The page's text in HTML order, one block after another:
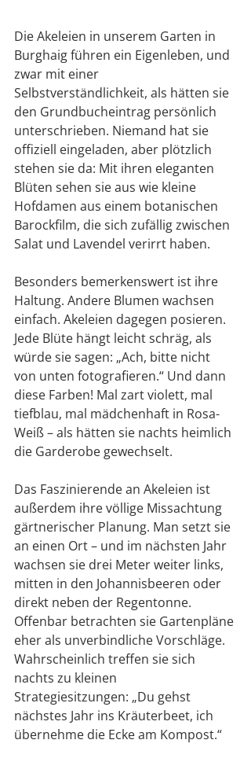
Die Akeleien in unserem Garten in
Burghaig führen ein Eigenleben, und
zwar mit einer
Selbstverständlichkeit, als hätten sie
den Grundbucheintrag persönlich
unterschrieben. Niemand hat sie
offiziell eingeladen, aber plötzlich
stehen sie da: Mit ihren eleganten
Blüten sehen sie aus wie kleine
Hofdamen aus einem botanischen
Barockfilm, die sich zufällig zwischen
Salat und Lavendel verirrt haben.
Besonders bemerkenswert ist ihre
Haltung. Andere Blumen wachsen
einfach. Akeleien dagegen posieren.
Jede Blüte hängt leicht schräg, als
würde sie sagen: „Ach, bitte nicht
von unten fotografieren.“ Und dann
diese Farben! Mal zart violett, mal
tiefblau, mal mädchenhaft in Rosa-
Weiß – als hätten sie nachts heimlich
die Garderobe gewechselt.
Das Faszinierende an Akeleien ist
außerdem ihre völlige Missachtung
gärtnerischer Planung. Man setzt sie
an einen Ort – und im nächsten Jahr
wachsen sie drei Meter weiter links,
mitten in den Johannisbeeren oder
direkt neben der Regentonne.
Offenbar betrachten sie Gartenpläne
eher als unverbindliche Vorschläge.
Wahrscheinlich treffen sie sich
nachts zu kleinen
Strategiesitzungen: „Du gehst
nächstes Jahr ins Kräuterbeet, ich
übernehme die Ecke am Kompost.“